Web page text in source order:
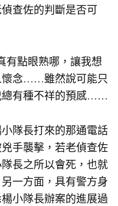
查佐的判斷是否可
點眼熟哪，讓我想
懷念……雖然說可能只
總有種不祥的預感……
隊長打來的那通電話
手襲擊，若老偵查佐
長之所以會死，也就
一方面，具有警方身
小隊長辦案的進展過